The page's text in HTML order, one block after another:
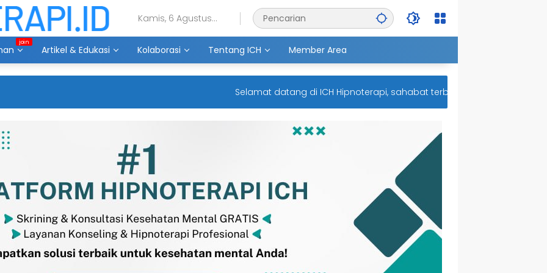
Kamis, 6 Agustus
Artikel & Edukasi Kolaborasi Tentang ICH Member Area
Selamat datang di ICH Hipnoterapi, sahabat terbaik untuk kesehatan